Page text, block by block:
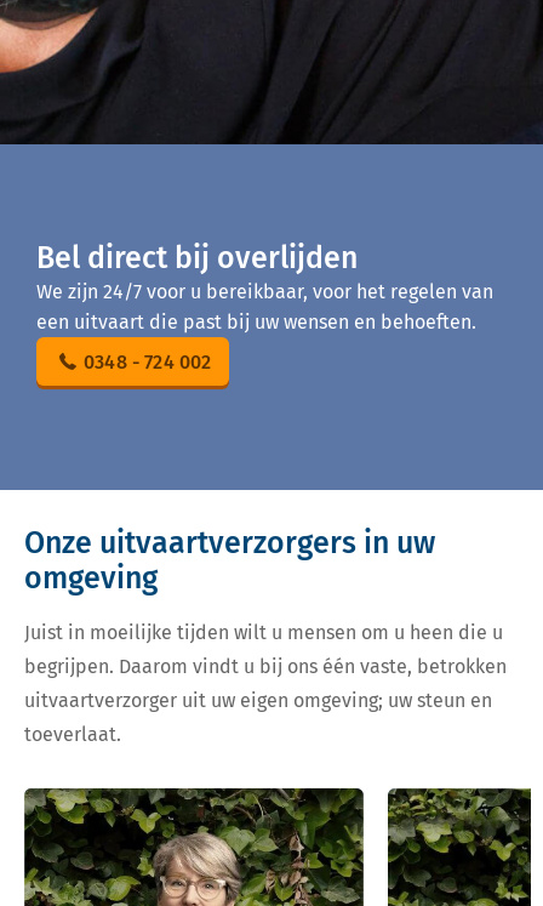
Bel direct bij overlijden
We zijn 24/7 voor u bereikbaar, voor het regelen van
een uitvaart die past bij uw wensen en behoeften.
0348 - 724 002
Onze uitvaartverzorgers in uw
omgeving
Juist in moeilijke tijden wilt u mensen om u heen die u
begrijpen. Daarom vindt u bij ons één vaste, betrokken
uitvaartverzorger uit uw eigen omgeving; uw steun en
toeverlaat.